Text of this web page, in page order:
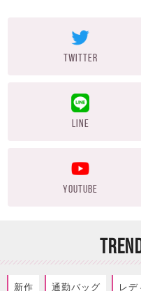
TWITTER
LINE
YOUTUBE
新作 通勤バッグ レ